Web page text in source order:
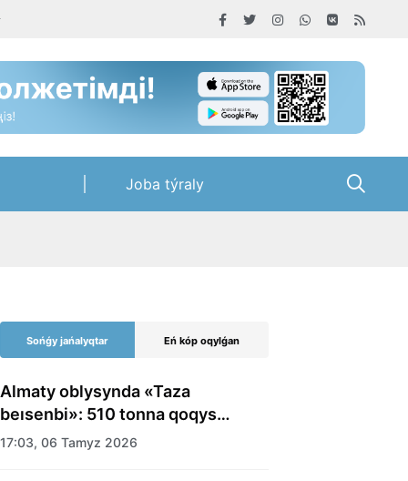
Joba týraly
Sońǵy jańalyqtar Eń kóp oqylǵan
Almaty oblysynda «Taza
beısenbi»: 510 tonna qoqys
shyǵaryldy
17:03, 06 Tamyz 2026